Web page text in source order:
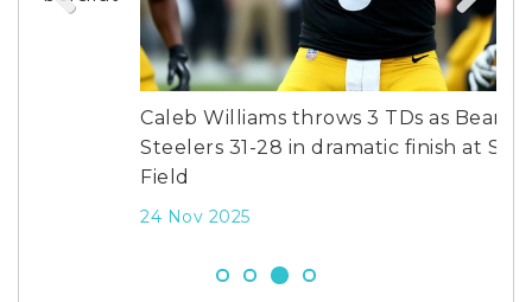
Caleb Williams throws 3 TDs as Bears edge
Steelers 31-28 in dramatic finish at Soldier
24 Nov 2025
Next